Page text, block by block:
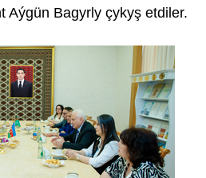
Aýgün Bagyrly çykyş etdiler.